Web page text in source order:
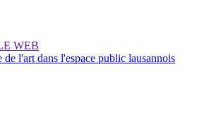
WEB
l'art dans l'espace public lausannois